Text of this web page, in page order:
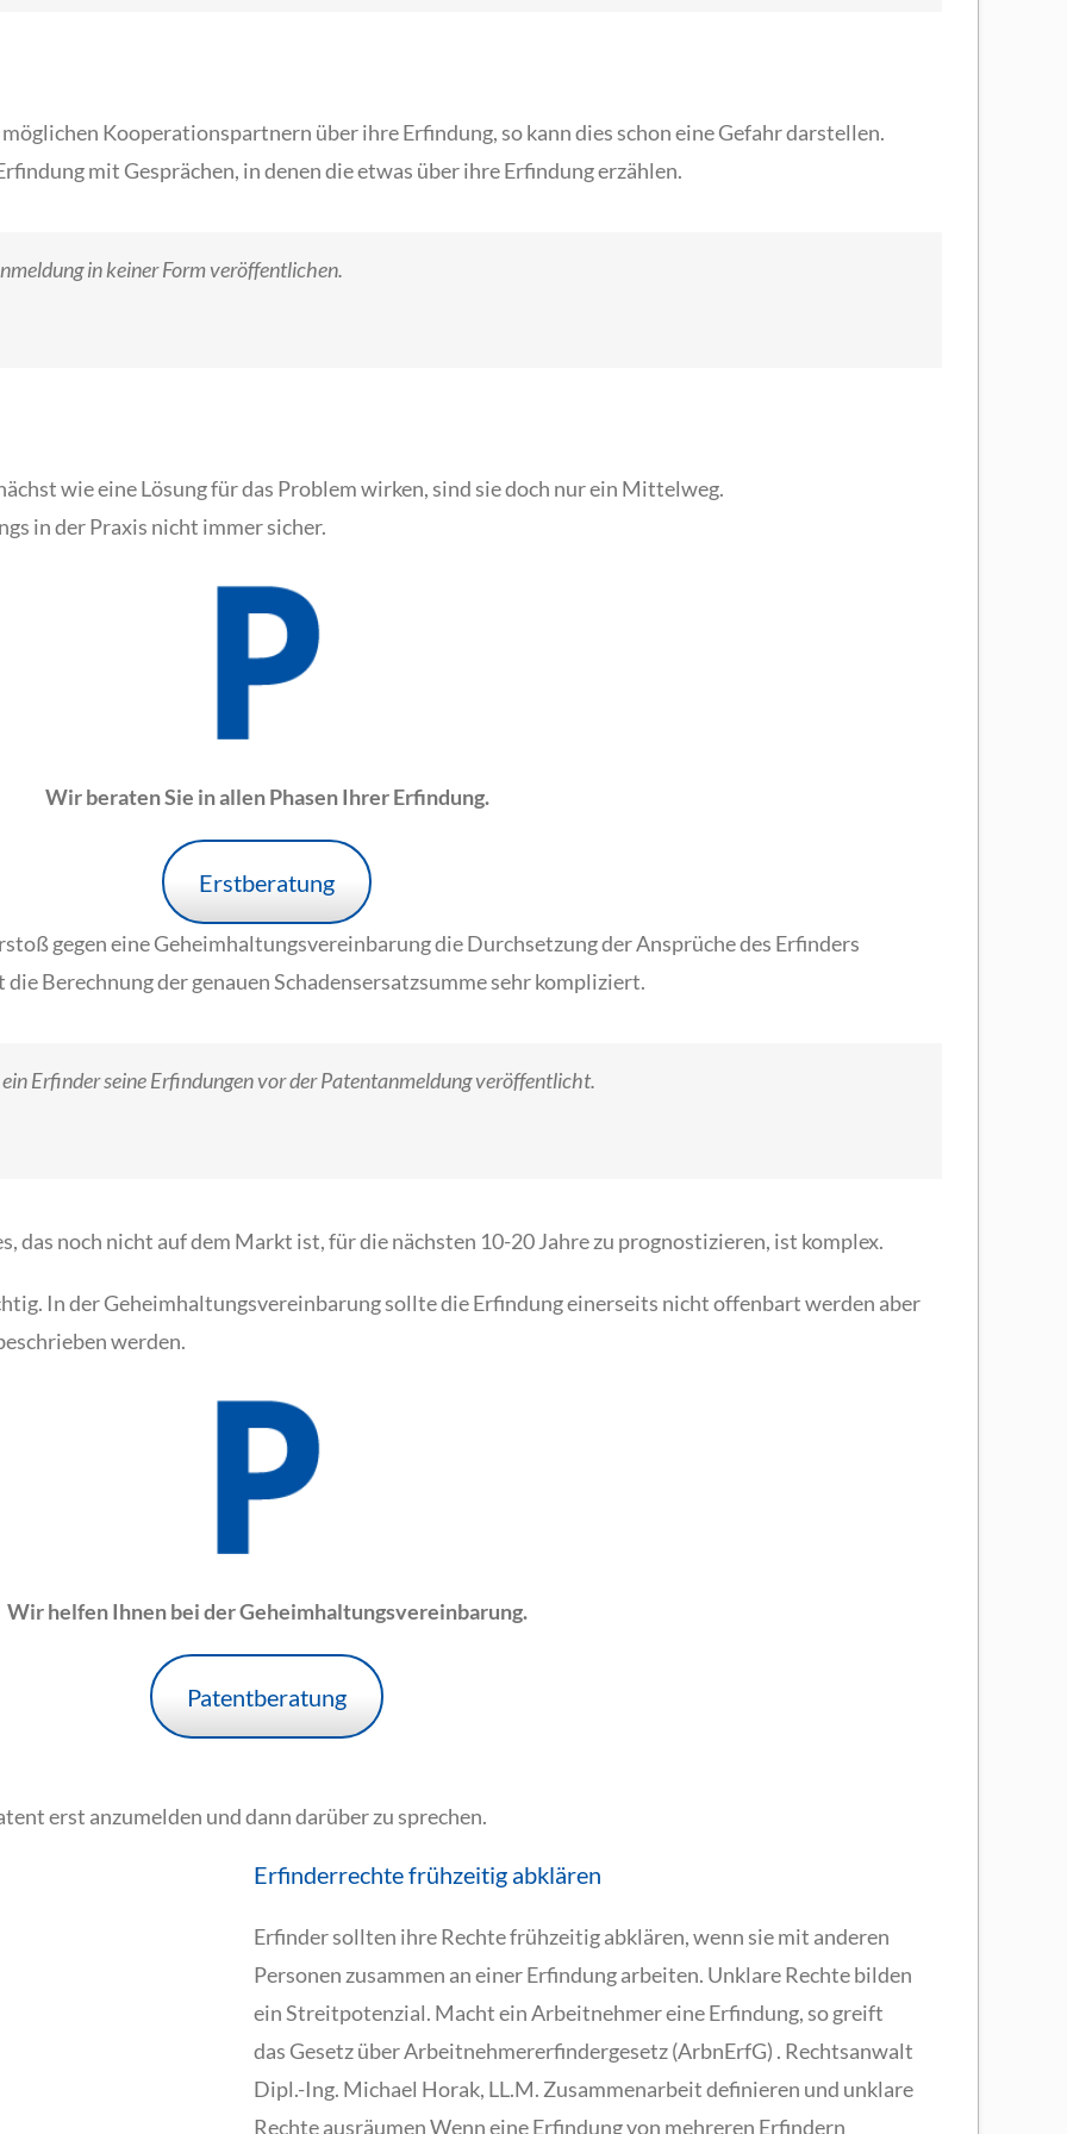
Kooperationspartnern über ihre Erfindung, so kann dies schon eine Gefahr darstellen.
mit Gesprächen, in denen die etwas über ihre Erfindung erzählen.
in keiner Form veröffentlichen.
wie eine Lösung für das Problem wirken, sind sie doch nur ein Mittelweg.
in der Praxis nicht immer sicher.
Wir beraten Sie in allen Phasen Ihrer Erfindung.
Erstberatung
gegen eine Geheimhaltungsvereinbarung die Durchsetzung der Ansprüche des Erfinders
Berechnung der genauen Schadensersatzsumme sehr kompliziert.
Erfinder seine Erfindungen vor der Patentanmeldung veröffentlicht.
das noch nicht auf dem Markt ist, für die nächsten 10-20 Jahre zu prognostizieren, ist komplex.
In der Geheimhaltungsvereinbarung sollte die Erfindung einerseits nicht offenbart werden aber
werden.
Wir helfen Ihnen bei der Geheimhaltungsvereinbarung.
Patentberatung
erst anzumelden und dann darüber zu sprechen.
Erfinderrechte frühzeitig abklären
Erfinder sollten ihre Rechte frühzeitig abklären, wenn sie mit anderen
Personen zusammen an einer Erfindung arbeiten. Unklare Rechte bilden
ein Streitpotenzial. Macht ein Arbeitnehmer eine Erfindung, so greift
das Gesetz über Arbeitnehmererfindergesetz (ArbnErfG) . Rechtsanwalt
Dipl.-Ing. Michael Horak, LL.M. Zusammenarbeit definieren und unklare
Rechte ausräumen Wenn eine Erfindung von mehreren Erfindern